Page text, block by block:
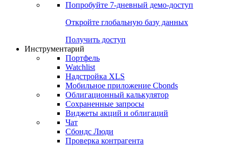
Попробуйте 7-дневный демо-доступ
Откройте глобальную базу данных
Получить доступ
Инструментарий
Портфель
Watchlist
Надстройка XLS
Мобильное приложение Cbonds
Облигационный калькулятор
Сохраненные запросы
Виджеты акций и облигаций
Чат
Сбондс Люди
Проверка контрагента